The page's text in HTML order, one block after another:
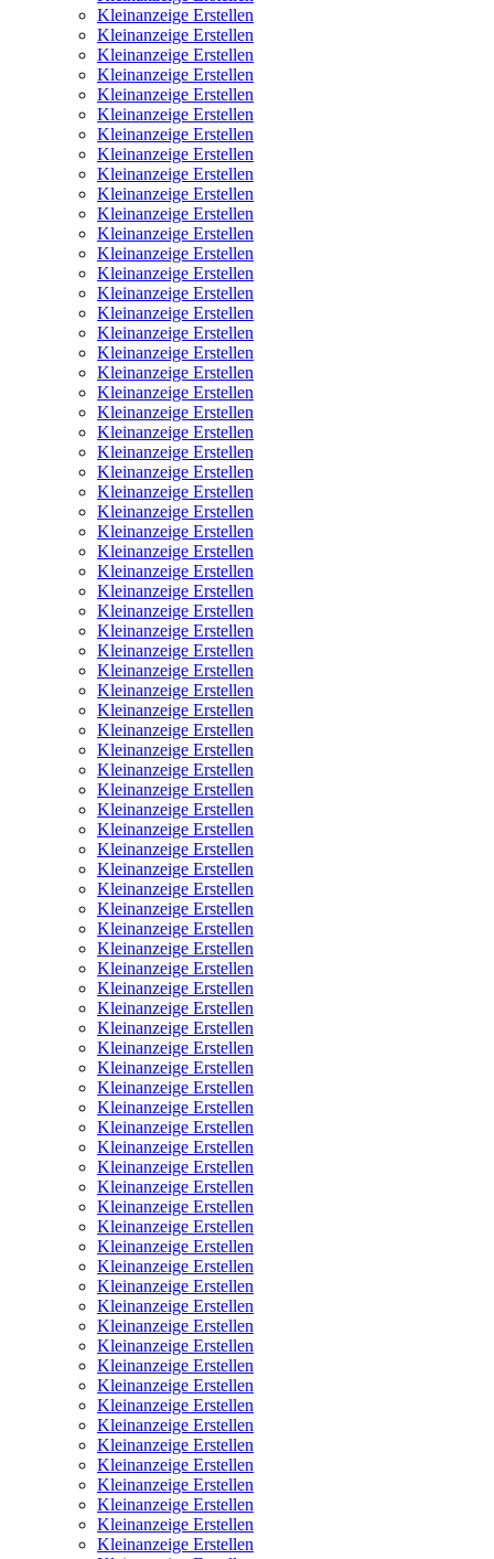
Kleinanzeige Erstellen
Kleinanzeige Erstellen
Kleinanzeige Erstellen
Kleinanzeige Erstellen
Kleinanzeige Erstellen
Kleinanzeige Erstellen
Kleinanzeige Erstellen
Kleinanzeige Erstellen
Kleinanzeige Erstellen
Kleinanzeige Erstellen
Kleinanzeige Erstellen
Kleinanzeige Erstellen
Kleinanzeige Erstellen
Kleinanzeige Erstellen
Kleinanzeige Erstellen
Kleinanzeige Erstellen
Kleinanzeige Erstellen
Kleinanzeige Erstellen
Kleinanzeige Erstellen
Kleinanzeige Erstellen
Kleinanzeige Erstellen
Kleinanzeige Erstellen
Kleinanzeige Erstellen
Kleinanzeige Erstellen
Kleinanzeige Erstellen
Kleinanzeige Erstellen
Kleinanzeige Erstellen
Kleinanzeige Erstellen
Kleinanzeige Erstellen
Kleinanzeige Erstellen
Kleinanzeige Erstellen
Kleinanzeige Erstellen
Kleinanzeige Erstellen
Kleinanzeige Erstellen
Kleinanzeige Erstellen
Kleinanzeige Erstellen
Kleinanzeige Erstellen
Kleinanzeige Erstellen
Kleinanzeige Erstellen
Kleinanzeige Erstellen
Kleinanzeige Erstellen
Kleinanzeige Erstellen
Kleinanzeige Erstellen
Kleinanzeige Erstellen
Kleinanzeige Erstellen
Kleinanzeige Erstellen
Kleinanzeige Erstellen
Kleinanzeige Erstellen
Kleinanzeige Erstellen
Kleinanzeige Erstellen
Kleinanzeige Erstellen
Kleinanzeige Erstellen
Kleinanzeige Erstellen
Kleinanzeige Erstellen
Kleinanzeige Erstellen
Kleinanzeige Erstellen
Kleinanzeige Erstellen
Kleinanzeige Erstellen
Kleinanzeige Erstellen
Kleinanzeige Erstellen
Kleinanzeige Erstellen
Kleinanzeige Erstellen
Kleinanzeige Erstellen
Kleinanzeige Erstellen
Kleinanzeige Erstellen
Kleinanzeige Erstellen
Kleinanzeige Erstellen
Kleinanzeige Erstellen
Kleinanzeige Erstellen
Kleinanzeige Erstellen
Kleinanzeige Erstellen
Kleinanzeige Erstellen
Kleinanzeige Erstellen
Kleinanzeige Erstellen
Kleinanzeige Erstellen
Kleinanzeige Erstellen
Kleinanzeige Erstellen
Kleinanzeige Erstellen